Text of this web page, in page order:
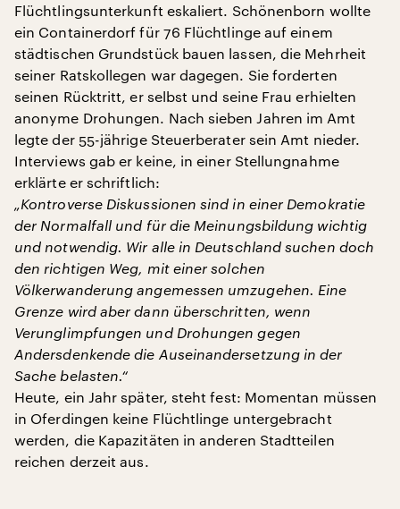
Flüchtlingsunterkunft eskaliert. Schönenborn wollte
ein Containerdorf für 76 Flüchtlinge auf einem
städtischen Grundstück bauen lassen, die Mehrheit
seiner Ratskollegen war dagegen. Sie forderten
seinen Rücktritt, er selbst und seine Frau erhielten
anonyme Drohungen. Nach sieben Jahren im Amt
legte der 55-jährige Steuerberater sein Amt nieder.
Interviews gab er keine, in einer Stellungnahme
erklärte er schriftlich:
„Kontroverse Diskussionen sind in einer Demokratie
der Normalfall und für die Meinungsbildung wichtig
und notwendig. Wir alle in Deutschland suchen doch
den richtigen Weg, mit einer solchen
Völkerwanderung angemessen umzugehen. Eine
Grenze wird aber dann überschritten, wenn
Verunglimpfungen und Drohungen gegen
Andersdenkende die Auseinandersetzung in der
Sache belasten.“
Heute, ein Jahr später, steht fest: Momentan müssen
in Oferdingen keine Flüchtlinge untergebracht
werden, die Kapazitäten in anderen Stadtteilen
reichen derzeit aus.